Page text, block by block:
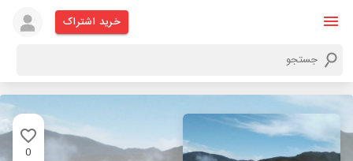
خرید اشتراک
0